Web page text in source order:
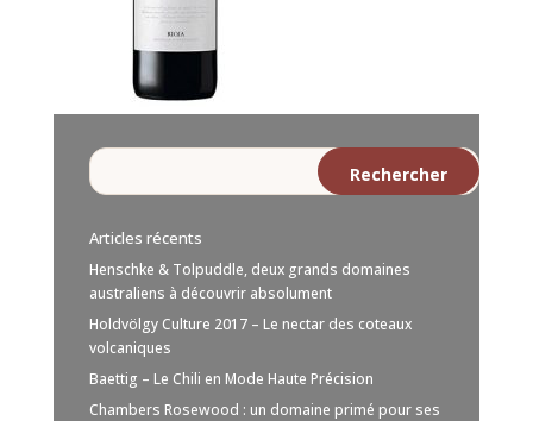
Articles récents
Henschke & Tolpuddle, deux grands domaines
australiens à découvrir absolument
Holdvölgy Culture 2017 – Le nectar des coteaux
volcaniques
Baettig – Le Chili en Mode Haute Précision
Chambers Rosewood : un domaine primé pour ses